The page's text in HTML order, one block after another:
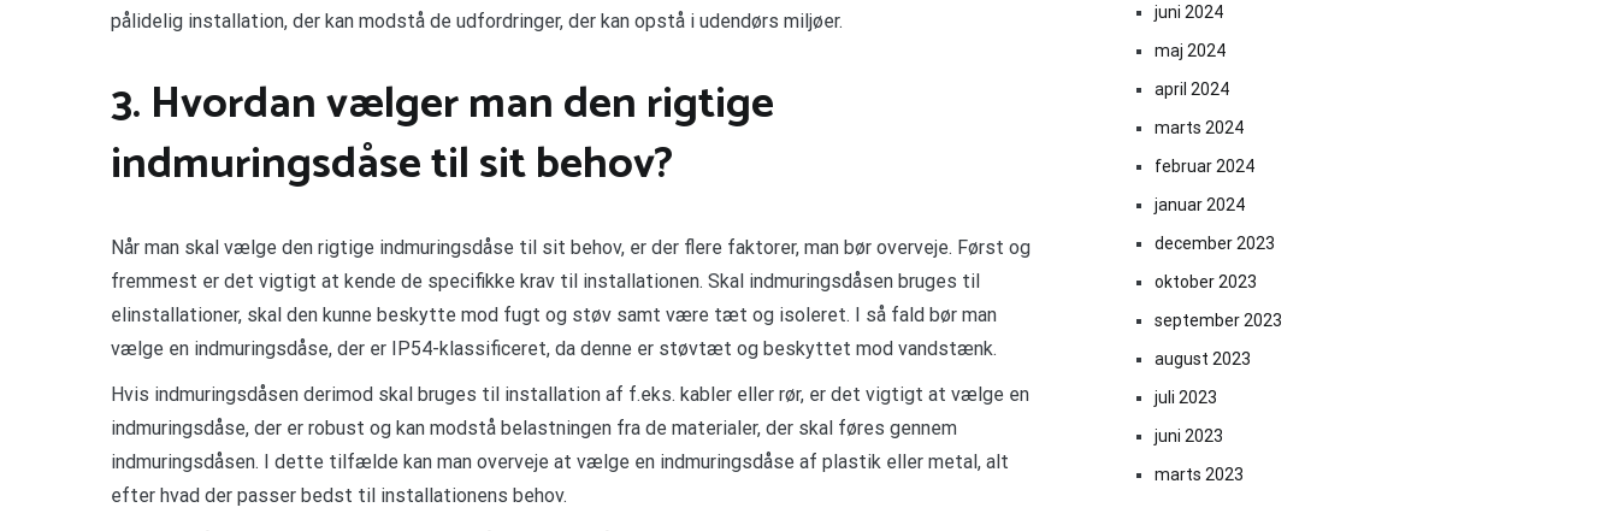
pålidelig installation, der kan modstå de udfordringer, der kan opstå i udendørs miljøer.
3. Hvordan vælger man den rigtige
indmuringsdåse til sit behov?
Når man skal vælge den rigtige indmuringsdåse til sit behov, er der flere faktorer, man bør overveje. Først og
fremmest er det vigtigt at kende de specifikke krav til installationen. Skal indmuringsdåsen bruges til
elinstallationer, skal den kunne beskytte mod fugt og støv samt være tæt og isoleret. I så fald bør man
vælge en indmuringsdåse, der er IP54-klassificeret, da denne er støvtæt og beskyttet mod vandstænk.
Hvis indmuringsdåsen derimod skal bruges til installation af f.eks. kabler eller rør, er det vigtigt at vælge en
indmuringsdåse, der er robust og kan modstå belastningen fra de materialer, der skal føres gennem
indmuringsdåsen. I dette tilfælde kan man overveje at vælge en indmuringsdåse af plastik eller metal, alt
efter hvad der passer bedst til installationens behov.
juni 2024
maj 2024
april 2024
marts 2024
februar 2024
januar 2024
december 2023
oktober 2023
september 2023
august 2023
juli 2023
juni 2023
marts 2023